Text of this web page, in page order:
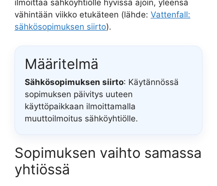
ilmoittaa sähköyhtiölle hyvissä ajoin, yleensä
vähintään viikko etukäteen (lähde: Vattenfall:
sähkösopimuksen siirto).
Määritelmä
Sähkösopimuksen siirto: Käytännössä
sopimuksen päivitys uuteen
käyttöpaikkaan ilmoittamalla
muuttoilmoitus sähköyhtiölle.
Sopimuksen vaihto samassa
yhtiössä